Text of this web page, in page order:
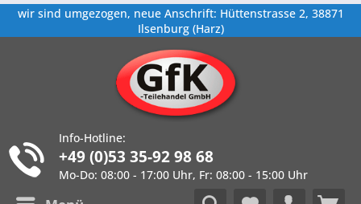
wir sind umgezogen, neue Anschrift: Hüttenstrasse 2, 38871
Ilsenburg (Harz)
Info-Hotline:
+49 (0)53 35-92 98 68
Mo-Do: 08:00 - 17:00 Uhr, Fr: 08:00 - 15:00 Uhr